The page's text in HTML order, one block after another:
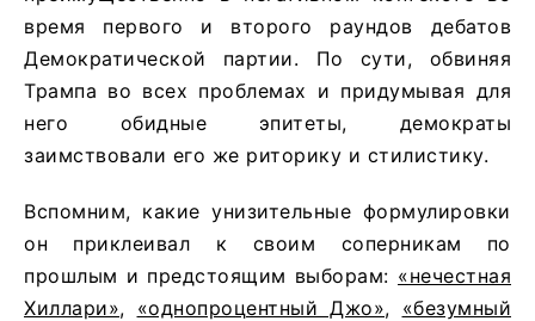
время первого и второго раундов дебатов
Демократической партии. По сути, обвиняя
Трампа во всех проблемах и придумывая для
него обидные эпитеты, демократы
заимствовали его же риторику и стилистику.
Вспомним, какие унизительные формулировки
он приклеивал к своим соперникам по
прошлым и предстоящим выборам: «нечестная
Хиллари», «однопроцентный Джо», «безумный